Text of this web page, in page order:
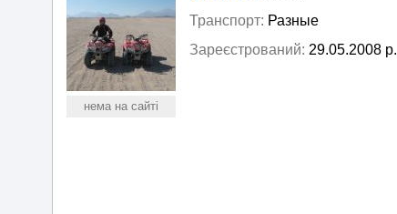
нема на сайті
Транспорт: Разные
Зареєстрований: 29.05.2008 р.